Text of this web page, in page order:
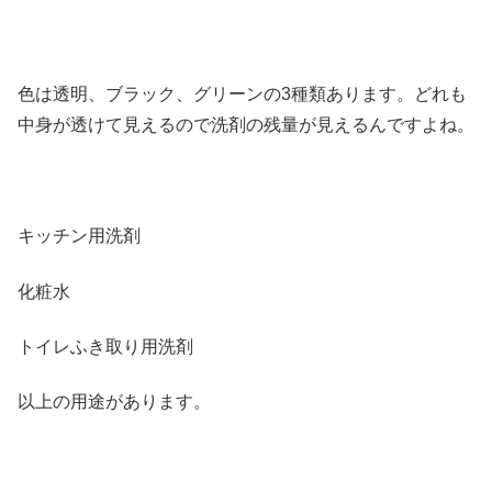
色は透明、ブラック、グリーンの3種類あります。どれも
中身が透けて見えるので洗剤の残量が見えるんですよね。
キッチン用洗剤
化粧水
トイレふき取り用洗剤
以上の用途があります。